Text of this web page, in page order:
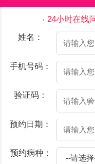
24小时在线
姓名：
手机号码：
验证码：
预约日期：
预约病种：